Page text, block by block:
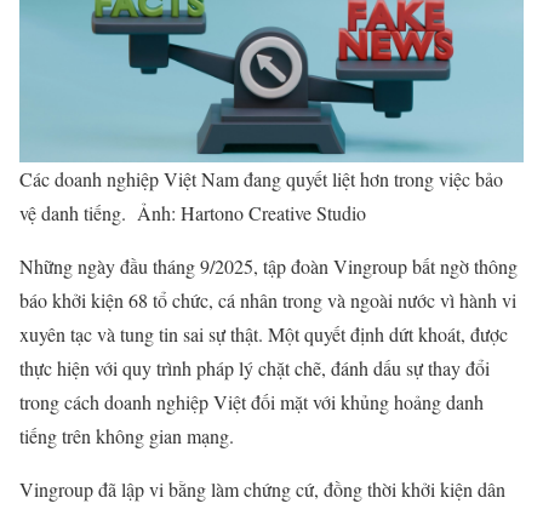
Các doanh nghiệp Việt Nam đang quyết liệt hơn trong việc bảo
vệ danh tiếng. Ảnh: Hartono Creative Studio
Những ngày đầu tháng 9/2025, tập đoàn Vingroup bất ngờ thông
báo khởi kiện 68 tổ chức, cá nhân trong và ngoài nước vì hành vi
xuyên tạc và tung tin sai sự thật. Một quyết định dứt khoát, được
thực hiện với quy trình pháp lý chặt chẽ, đánh dấu sự thay đổi
trong cách doanh nghiệp Việt đối mặt với khủng hoảng danh
tiếng trên không gian mạng.
Vingroup đã lập vi bằng làm chứng cứ, đồng thời khởi kiện dân